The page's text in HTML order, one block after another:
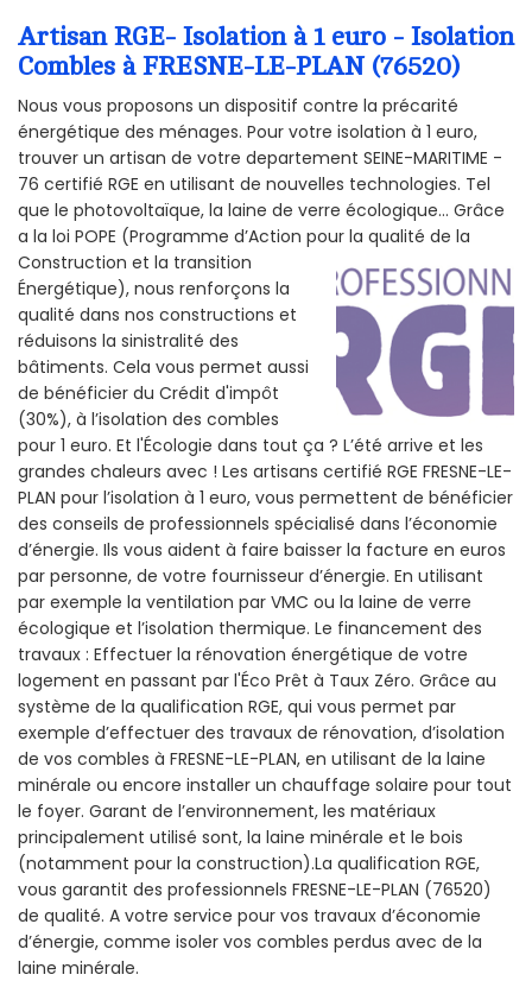
Artisan RGE- Isolation à 1 euro - Isolation
Combles à FRESNE-LE-PLAN (76520)
Nous vous proposons un dispositif contre la précarité
énergétique des ménages. Pour votre isolation à 1 euro,
trouver un artisan de votre departement SEINE-MARITIME -
76 certifié RGE en utilisant de nouvelles technologies. Tel
que le photovoltaïque, la laine de verre écologique... Grâce
a la loi POPE (Programme d’Action pour la qualité de la
Construction et la transition
Énergétique), nous renforçons la
qualité dans nos constructions et
réduisons la sinistralité des
bâtiments. Cela vous permet aussi
de bénéficier du Crédit d'impôt
(30%), à l’isolation des combles
pour 1 euro. Et l'Écologie dans tout ça ? L’été arrive et les
grandes chaleurs avec ! Les artisans certifié RGE FRESNE-LE-
PLAN pour l’isolation à 1 euro, vous permettent de bénéficier
des conseils de professionnels spécialisé dans l’économie
d’énergie. Ils vous aident à faire baisser la facture en euros
par personne, de votre fournisseur d’énergie. En utilisant
par exemple la ventilation par VMC ou la laine de verre
écologique et l’isolation thermique. Le financement des
travaux : Effectuer la rénovation énergétique de votre
logement en passant par l'Éco Prêt à Taux Zéro. Grâce au
système de la qualification RGE, qui vous permet par
exemple d’effectuer des travaux de rénovation, d’isolation
de vos combles à FRESNE-LE-PLAN, en utilisant de la laine
minérale ou encore installer un chauffage solaire pour tout
le foyer. Garant de l’environnement, les matériaux
principalement utilisé sont, la laine minérale et le bois
(notamment pour la construction).La qualification RGE,
vous garantit des professionnels FRESNE-LE-PLAN (76520)
de qualité. A votre service pour vos travaux d’économie
d’énergie, comme isoler vos combles perdus avec de la
laine minérale.